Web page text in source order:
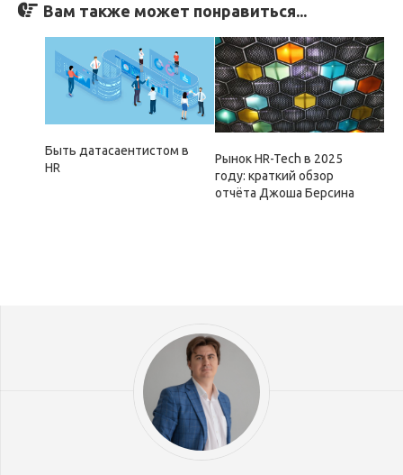
Вам также может понравиться...
Быть датасаентистом в
HR
Рынок HR-Tech в 2025
году: краткий обзор
отчёта Джоша Берсина